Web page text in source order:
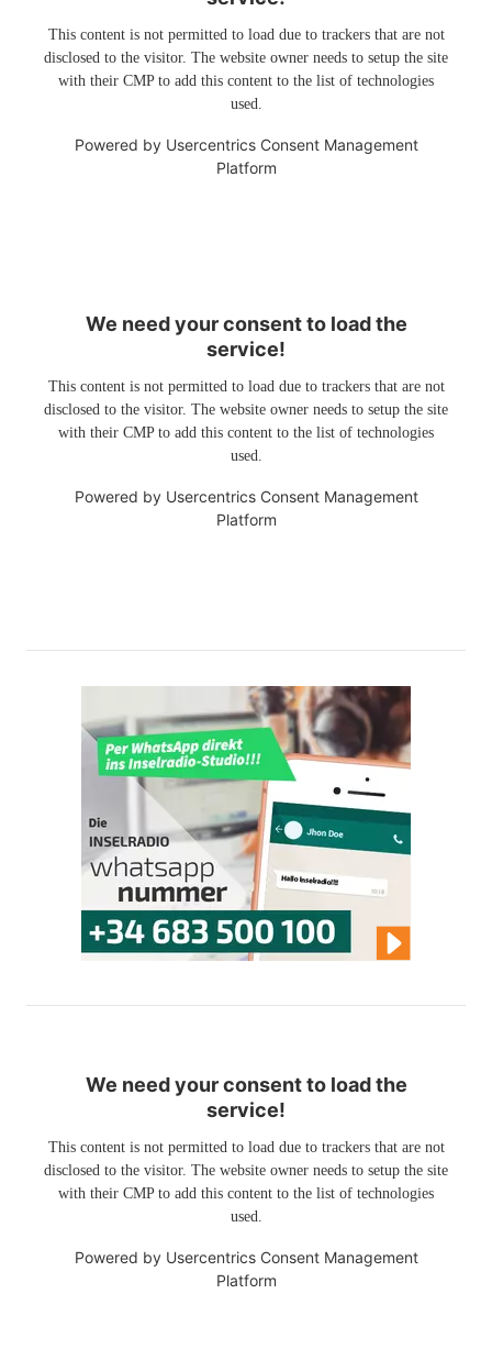
This content is not permitted to load due to trackers that are not
disclosed to the visitor. The website owner needs to setup the site
with their CMP to add this content to the list of technologies
used.
Powered by Usercentrics Consent Management
Platform
We need your consent to load the
service!
This content is not permitted to load due to trackers that are not
disclosed to the visitor. The website owner needs to setup the site
with their CMP to add this content to the list of technologies
used.
Powered by Usercentrics Consent Management
Platform
We need your consent to load the
service!
This content is not permitted to load due to trackers that are not
disclosed to the visitor. The website owner needs to setup the site
with their CMP to add this content to the list of technologies
used.
Powered by Usercentrics Consent Management
Platform